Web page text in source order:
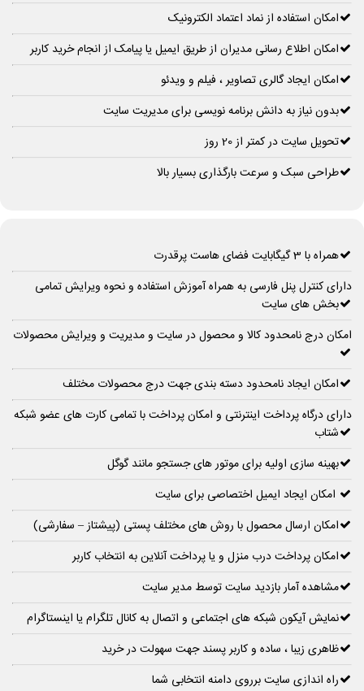
امکان استفاده از نماد اعتماد الکترونیک
امکان اطلاع رسانی مدیران از طریق ایمیل یا پیامک از انجام خرید کاربر
امکان ایجاد گالری تصاویر ، فیلم و ویدئو
بدون نیاز به دانش برنامه نویسی برای مدیریت سایت
تحویل سایت در کمتر از 20 روز
طراحی سبک و سرعت بارگذاری بسیار بالا
همراه با 3 گیگابایت فضای هاست پرقدرت
دارای کنترل پنل فارسی به همراه آموزش استفاده و نحوه ویرایش تمامی
بخش های سایت
امکان درج نامحدود کالا و محصول در سایت و مدیریت و ویرایش محصولات
امکان ایجاد نامحدود دسته بندی جهت درج محصولات مختلف
دارای درگاه پرداخت اینترنتی و امکان پرداخت با تمامی کارت های عضو شبکه
شتاب
بهینه سازی اولیه برای موتور های جستجو مانند گوگل
امکان ارسال محصول با روش های مختلف پستی (پیشتاز – سفارشی)
امکان پرداخت درب منزل و یا پرداخت آنلاین به انتخاب کاربر
مشاهده آمار بازدید سایت توسط مدیر سایت
نمایش آیکون شبکه های اجتماعی و اتصال به کانال تلگرام یا اینستاگرام
ظاهری زیبا ، ساده و کاربر پسند جهت سهولت در خرید
راه اندازی سایت برروی دامنه انتخابی شما